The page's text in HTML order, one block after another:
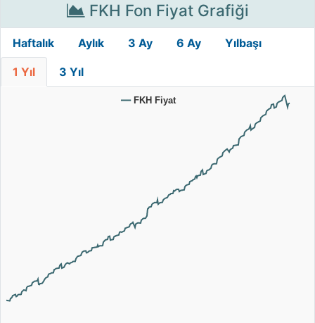
FKH Fon Fiyat Grafiği
Haftalık Aylık 3 Ay 6 Ay Yılbaşı
1 Yıl 3 Yıl